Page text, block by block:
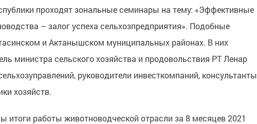
проходят зональные семинары на тему: «Эффективные
– залог успеха сельхозпредприятия». Подобные
и Актанышском муниципальных районах. В них
министра сельского хозяйства и продовольствия РТ Ленар
руководители инвесткомпаний, консультанты
хозяйств.
работы животноводческой отрасли за 8 месяцев 2021